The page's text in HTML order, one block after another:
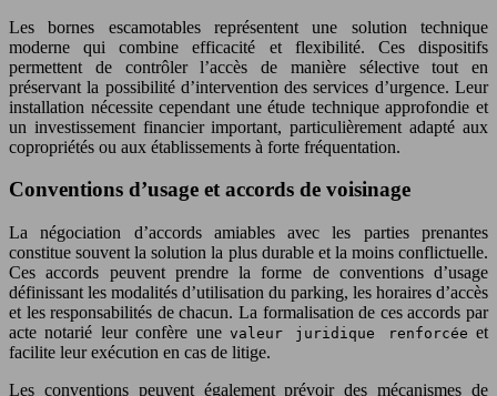
Les bornes escamotables représentent une solution technique
moderne qui combine efficacité et flexibilité. Ces dispositifs
permettent de contrôler l’accès de manière sélective tout en
préservant la possibilité d’intervention des services d’urgence. Leur
installation nécessite cependant une étude technique approfondie et
un investissement financier important, particulièrement adapté aux
copropriétés ou aux établissements à forte fréquentation.
Conventions d’usage et accords de voisinage
La négociation d’accords amiables avec les parties prenantes
constitue souvent la solution la plus durable et la moins conflictuelle.
Ces accords peuvent prendre la forme de conventions d’usage
définissant les modalités d’utilisation du parking, les horaires d’accès
et les responsabilités de chacun. La formalisation de ces accords par
acte notarié leur confère une valeur juridique renforcée et
facilite leur exécution en cas de litige.
Les conventions peuvent également prévoir des mécanismes de